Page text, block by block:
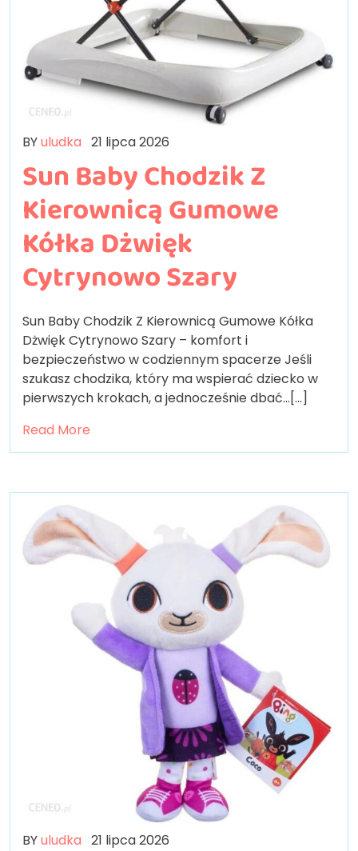
BYuludka 21 lipca 2026
Sun Baby Chodzik Z
Kierownicą Gumowe
Kółka Dżwięk
Cytrynowo Szary
Sun Baby Chodzik Z Kierownicą Gumowe Kółka
Dżwięk Cytrynowo Szary – komfort i
bezpieczeństwo w codziennym spacerze Jeśli
szukasz chodzika, który ma wspierać dziecko w
pierwszych krokach, a jednocześnie dbać…[...]
Read More
BYuludka 21 lipca 2026